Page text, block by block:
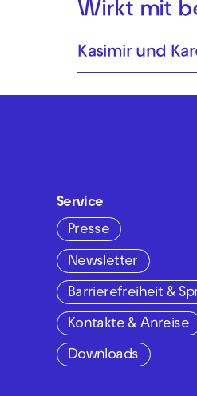
Wirkt mit
Kasimir und
Service
Presse
Newsletter
Barrierefreiheit &
Kontakte & Anreise
Downloads